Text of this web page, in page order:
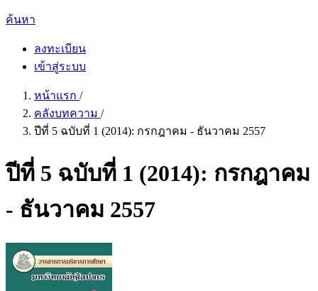
ค้นหา
ลงทะเบียน
เข้าสู่ระบบ
หน้าแรก /
คลังบทความ /
ปีที่ 5 ฉบับที่ 1 (2014): กรกฎาคม - ธันวาคม 2557
ปีที่ 5 ฉบับที่ 1 (2014): กรกฎาคม
- ธันวาคม 2557